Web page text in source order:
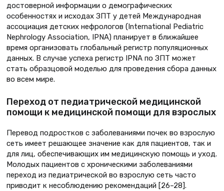
достоверной информации о демографических
особенностях и исходах ЗПТ у детей Международная
ассоциация детских нефрологов (International Pediatric
Nephrology Association, IPNA) планирует в ближайшее
время организовать глобальный регистр популяционных
данных. В случае успеха регистр IPNA по ЗПТ может
стать образцовой моделью для проведения сбора данных
во всем мире.
Переход от педиатрической медицинской
помощи к медицинской помощи для взрослых
Перевод подростков с заболеваниями почек во взрослую
сеть имеет решающее значение как для пациентов, так и
для лиц, обеспечивающих им медицинскую помощь и уход.
Молодых пациентов с хроническими заболеваниями
переход из педиатрической во взрослую сеть часто
приводит к несоблюдению рекомендаций [26–28].